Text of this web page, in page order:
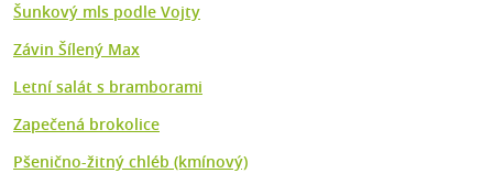
Šunkový mls podle Vojty
Závin Šílený Max
Letní salát s bramborami
Zapečená brokolice
Pšenično-žitný chléb (kmínový)